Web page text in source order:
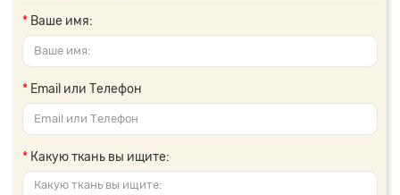
Ваше имя:
Email или Телефон
Какую ткань вы ищите: